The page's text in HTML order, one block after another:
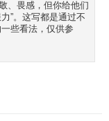
、畏感，但你给他们
”。这写都是通过不
些看法，仅供参